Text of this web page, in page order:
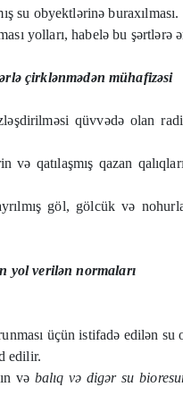
su obyektlərinə buraxılması.
yolları, habelə bu
çirklənmədən mühafizəsi
qüvvədə olan
qatılaşmış qazan
göl, gölcük və
yol verilən normaları
üçün istifadə edilən
edilir.
və balıq və digər su